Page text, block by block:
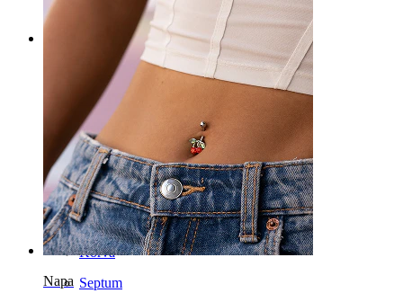
Napa
Huuli
Nänni
Industrial
Dermal
Helix
Korva
Septum